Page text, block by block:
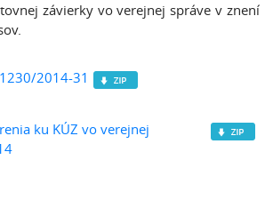
závierky vo verejnej správe v znení
2014-31
ku KÚZ vo verejnej